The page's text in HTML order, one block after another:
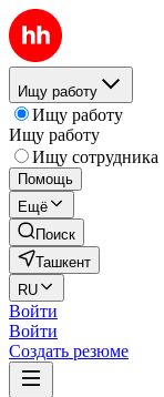
Ищу работу
Ищу работу
Ищу работу
Ищу сотрудника
Помощь
Ещё
Поиск
Ташкент
RU
Войти
Войти
Создать резюме